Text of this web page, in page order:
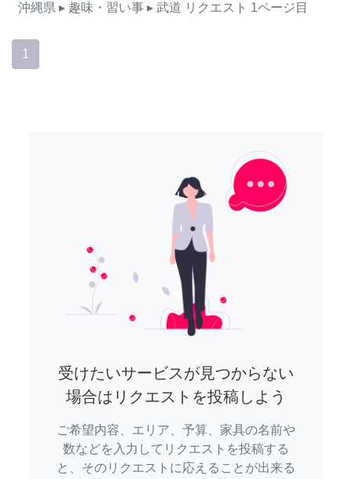
沖縄県 ▸ 趣味・習い事 ▸ 武道 リクエスト 1ページ目
1
受けたいサービスが見つからない
場合はリクエストを投稿しよう
ご希望内容、エリア、予算、家具の名前や
数などを入力してリクエストを投稿する
と、そのリクエストに応えることが出来る